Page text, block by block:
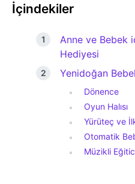
İçindekiler
Anne ve Bebek
Hediyesi
Yenidoğan
Dönence
Oyun Halısı
Yürüteç ve
Otomatik
Müzikli